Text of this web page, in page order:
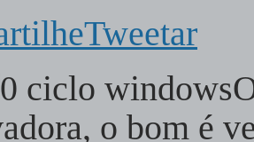
Tweetar
o bom é